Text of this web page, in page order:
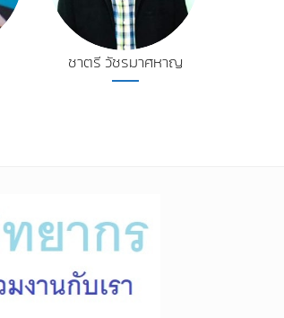
ชาตรี วัชรมาศหาญ